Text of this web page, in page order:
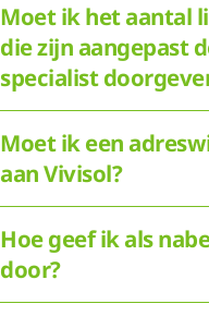
Moet ik het aantal
die zijn aangepast
specialist
Moet ik een
aan Vivisol?
Hoe geef ik als
door?